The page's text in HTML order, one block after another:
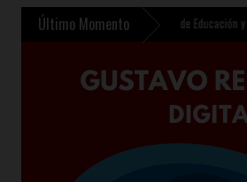
Último Momento
contempla nuevo Centro de Educación y Cuidado